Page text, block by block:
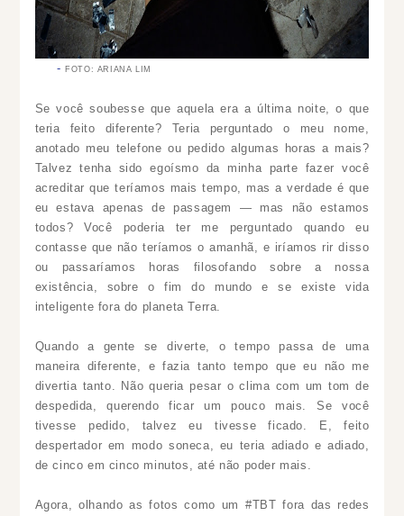
FOTO: ARIANA LIM
Se você soubesse que aquela era a última noite, o que
teria feito diferente? Teria perguntado o meu nome,
anotado meu telefone ou pedido algumas horas a mais?
Talvez tenha sido egoísmo da minha parte fazer você
acreditar que teríamos mais tempo, mas a verdade é que
eu estava apenas de passagem — mas não estamos
todos? Você poderia ter me perguntado quando eu
contasse que não teríamos o amanhã, e iríamos rir disso
ou passaríamos horas filosofando sobre a nossa
existência, sobre o fim do mundo e se existe vida
inteligente fora do planeta Terra.
Quando a gente se diverte, o tempo passa de uma
maneira diferente, e fazia tanto tempo que eu não me
divertia tanto. Não queria pesar o clima com um tom de
despedida, querendo ficar um pouco mais. Se você
tivesse pedido, talvez eu tivesse ficado. E, feito
despertador em modo soneca, eu teria adiado e adiado,
de cinco em cinco minutos, até não poder mais.
Agora, olhando as fotos como um #TBT fora das redes